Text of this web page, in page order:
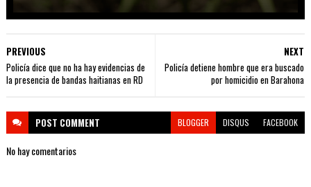
NEXT
Policía detiene hombre que era buscado
por homicidio en Barahona
PREVIOUS
Policía dice que no ha hay evidencias de
la presencia de bandas haitianas en RD
POST COMMENT BLOGGER DISQUS FACEBOOK
No hay comentarios